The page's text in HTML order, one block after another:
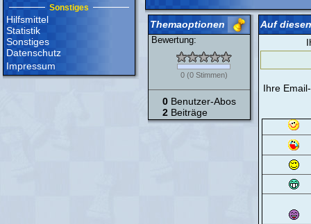
Sonstiges
Hilfsmittel
Statistik
Sonstiges
Datenschutz
Impressum
Themaoptionen
Bewertung:
0 (0 Stimmen)
0 Benutzer-Abos
2 Beiträge
Auf
Ihre